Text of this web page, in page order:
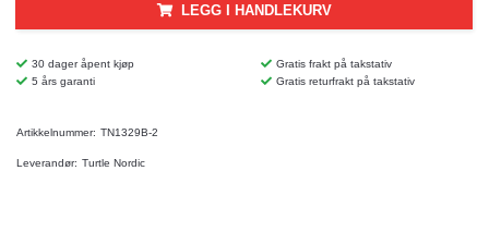
LEGG I HANDLEKURV
30 dager åpent kjøp
Gratis frakt på takstativ
5 års garanti
Gratis returfrakt på takstativ
Artikkelnummer: TN1329B-2
Leverandør: Turtle Nordic